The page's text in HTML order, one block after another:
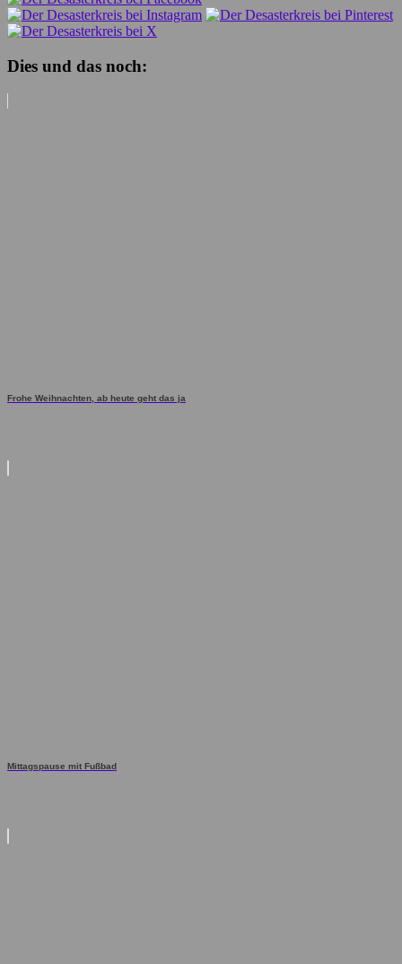
Dies und das noch:
Frohe Weihnachten, ab heute geht das ja
Mittagspause mit Fußbad